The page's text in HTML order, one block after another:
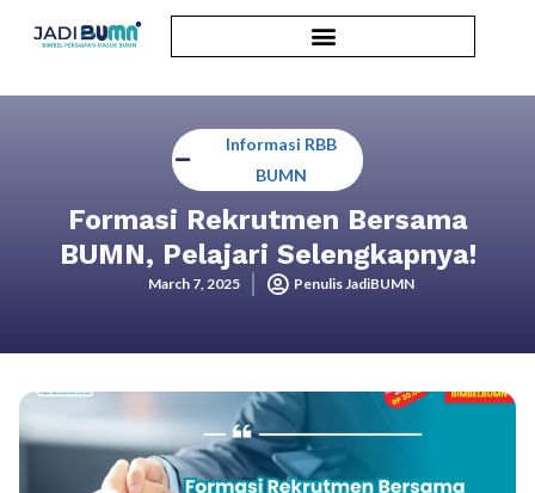
Informasi RBB
BUMN
Formasi Rekrutmen Bersama
BUMN, Pelajari Selengkapnya!
March 7, 2025 Penulis JadiBUMN